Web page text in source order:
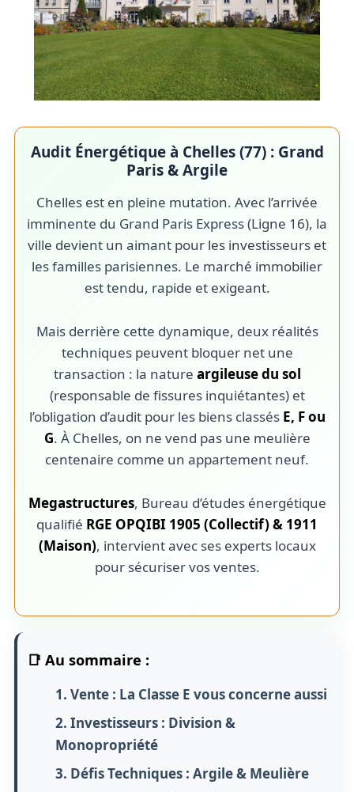
Audit Énergétique à Chelles (77) : Grand
Paris & Argile
Chelles est en pleine mutation. Avec l’arrivée
imminente du Grand Paris Express (Ligne 16), la
ville devient un aimant pour les investisseurs et
les familles parisiennes. Le marché immobilier
est tendu, rapide et exigeant.
Mais derrière cette dynamique, deux réalités
techniques peuvent bloquer net une
transaction : la nature argileuse du sol
(responsable de fissures inquiétantes) et
l’obligation d’audit pour les biens classés E, F ou
G. À Chelles, on ne vend pas une meulière
centenaire comme un appartement neuf.
Megastructures, Bureau d’études énergétique
qualifié RGE OPQIBI 1905 (Collectif) & 1911
(Maison), intervient avec ses experts locaux
pour sécuriser vos ventes.
📑 Au sommaire :
1. Vente : La Classe E vous concerne aussi
2. Investisseurs : Division &
Monopropriété
3. Défis Techniques : Argile & Meulière